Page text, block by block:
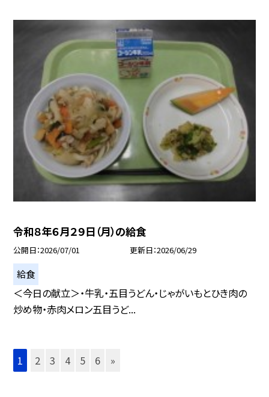
令和８年６月２９日（月）の給食
公開日 2026/07/01 更新日 2026/06/29
給食
＜今日の献立＞・牛乳・五目うどん・じゃがいもとひき肉の
炒め物・赤肉メロン五目うど...
1 2 3 4 5 6 »